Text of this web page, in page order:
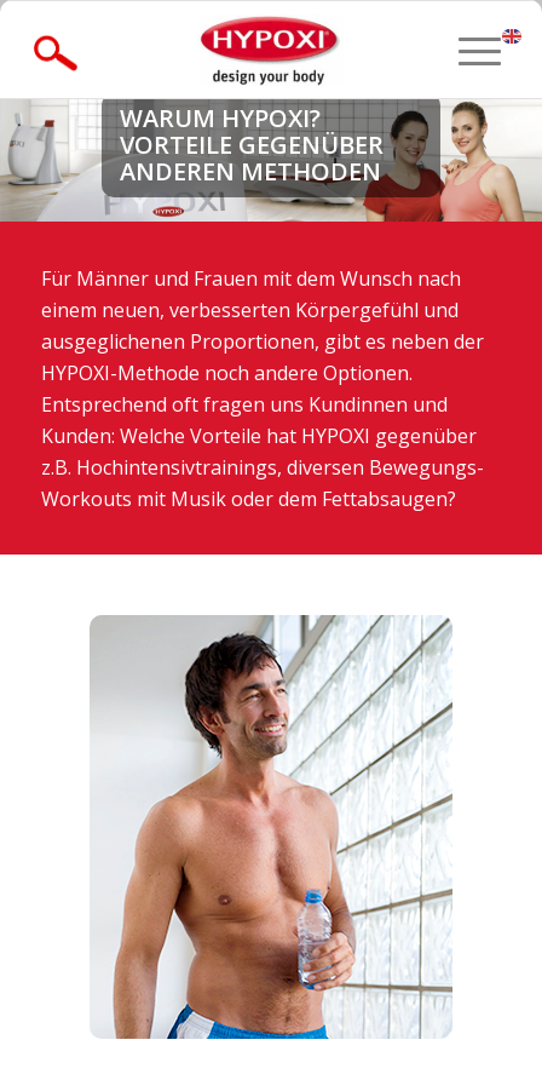
» Forgot Password?
WARUM HYPOXI?
VORTEILE GEGENÜBER
ANDEREN METHODEN
Für Männer und Frauen mit dem Wunsch nach
einem neuen, verbesserten Körpergefühl und
ausgeglichenen Proportionen, gibt es neben der
HYPOXI-Methode noch andere Optionen.
Entsprechend oft fragen uns Kundinnen und
Kunden: Welche Vorteile hat HYPOXI gegenüber
z.B. Hochintensivtrainings, diversen Bewegungs-
Workouts mit Musik oder dem Fettabsaugen?